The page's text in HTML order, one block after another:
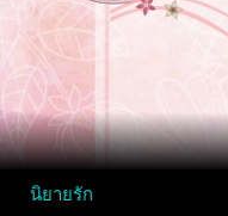
นิยายรัก